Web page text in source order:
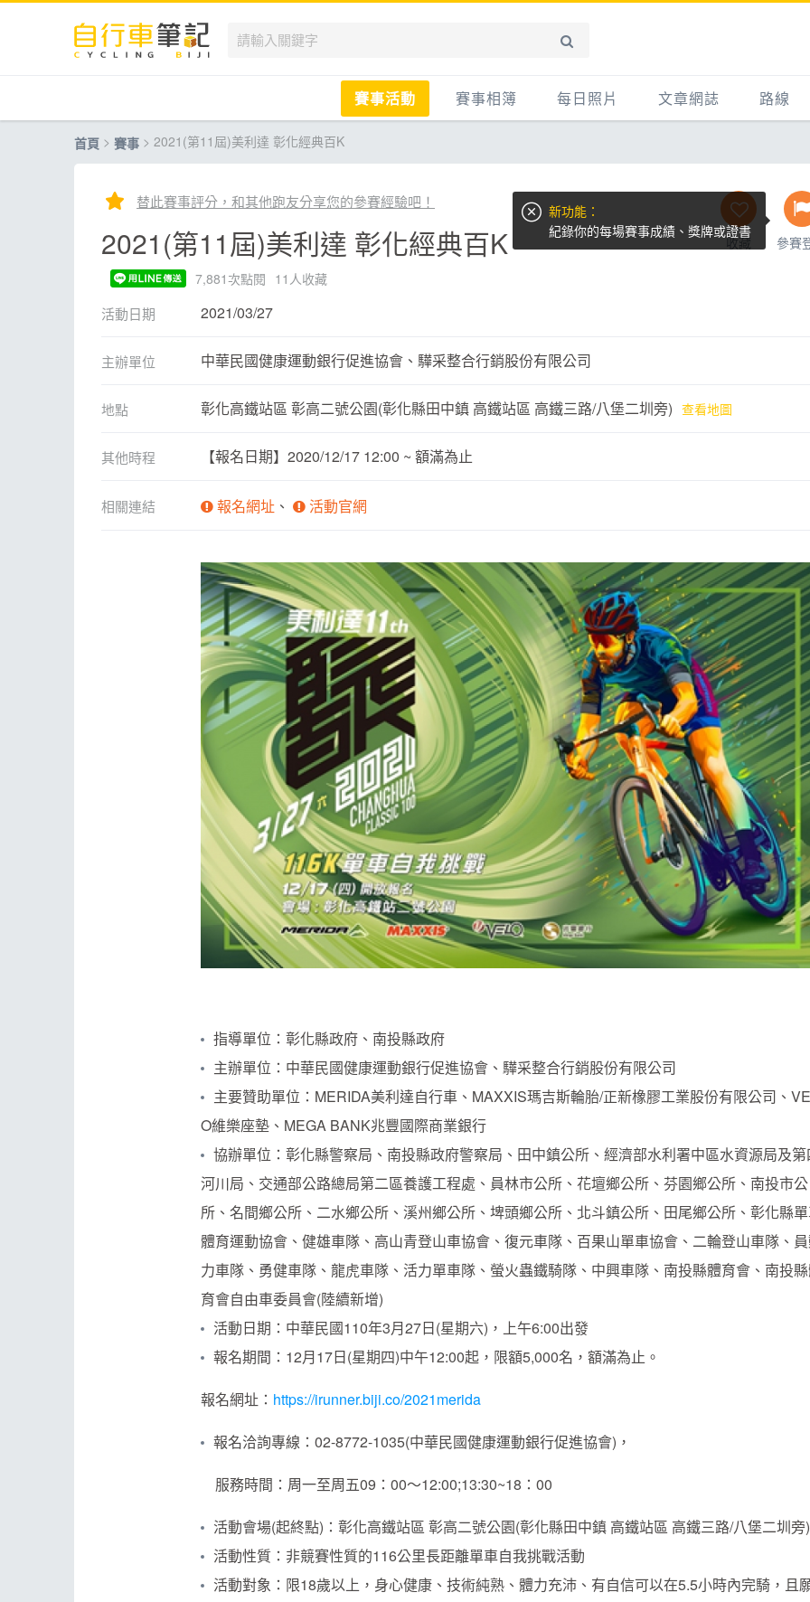
賽事活動
兒童滑步車
跟著筆記騎車去
賽事相簿 每日照片 文章網誌 路線
爬坡
越野
首頁 > 賽事 > 2021(第11屆)美利達 彰化經典百K
替此賽事評分，和其他跑友分享您的參賽經驗吧！
2021(第11屆)美利達 彰化經典百K
7,881次點閱 11人收藏
活動日期 2021/03/27
主辦單位 中華民國健康運動銀行促進協會、驊采整合行銷股份有限公司
地點 彰化高鐵站區 彰高二號公園(彰化縣田中鎮 高鐵站區 高鐵三路/八堡二圳旁) 查看地圖
其他時程 【報名日期】2020/12/17 12:00 ~ 額滿為止
相關連結 報名網址 活動官網
指導單位：彰化縣政府、南投縣政府
主辦單位：中華民國健康運動銀行促進協會、驊采整合行銷股份有限公司
主要贊助單位：MERIDA美利達自行車、MAXXIS瑪吉斯輪胎/正新橡膠工業股份有限公司、
O維樂座墊、MEGA BANK兆豐國際商業銀行
協辦單位：彰化縣警察局、南投縣政府警察局、田中鎮公所、經濟部水利署中區水資源局及第
河川局、交通部公路總局第二區養護工程處、員林市公所、花壇鄉公所、芬園鄉公所、南投市公
所、名間鄉公所、二水鄉公所、溪州鄉公所、埤頭鄉公所、北斗鎮公所、田尾鄉公所、彰化縣
體育運動協會、健雄車隊、高山青登山車協會、復元車隊、百果山單車協會、二輪登山車隊、
力車隊、勇健車隊、龍虎車隊、活力單車隊、螢火蟲鐵騎隊、中興車隊、南投縣體育會、南投
育會自由車委員會(陸續新增)
活動日期：中華民國110年3月27日(星期六)，上午6:00出發
報名期間：12月17日(星期四)中午12:00起，限額5,000名，額滿為止。
報名網址： https://irunner.biji.co/2021merida
報名洽詢專線：02-8772-1035(中華民國健康運動銀行促進協會)，
服務時間：周一至周五09：00～12:00;13:30~18：00
活動會場(起終點)：彰化高鐵站區 彰高二號公園(彰化縣田中鎮 高鐵站區 高鐵三路/八堡二圳旁)
活動性質：非競賽性質的116公里長距離單車自我挑戰活動
活動對象：限18歲以上，身心健康、技術純熟、體力充沛、有自信可以在5.5小時內完騎，且
收藏 參賽
新功能：
紀錄你的每場賽事成績、獎牌或證書